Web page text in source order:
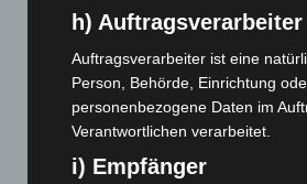
Juli 2026 (73)
Juni 2026(139)
Mai 2026(99)
April 2026
März 2026
(115)
h) Auftragsverarbeiter
Auftragsverarbeiter ist eine
Person, Behörde, Einrichtung
personenbezogene Daten im
Verantwortlichen verarbeitet.
i) Empfänger